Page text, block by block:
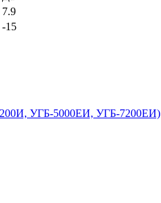
7.9
-15
УГБ-5000ЕИ, УГБ-7200ЕИ)